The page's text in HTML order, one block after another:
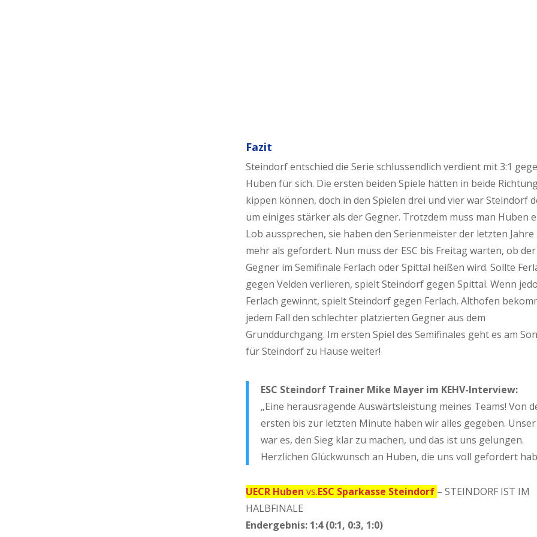
Fazit
Steindorf entschied die Serie schlussendlich verdient mit 3:1
Huben für sich. Die ersten beiden Spiele hätten in beide
kippen können, doch in den Spielen drei und vier war Steindorf
um einiges stärker als der Gegner. Trotzdem muss man Huben
Lob aussprechen, sie haben den Serienmeister der letzten Jahre
mehr als gefordert. Nun muss der ESC bis Freitag warten, ob der
Gegner im Semifinale Ferlach oder Spittal heißen wird. Sollte
gegen Velden verlieren, spielt Steindorf gegen Spittal. Wenn
Ferlach gewinnt, spielt Steindorf gegen Ferlach. Althofen
jedem Fall den schlechter platzierten Gegner aus dem
Grunddurchgang. Im ersten Spiel des Semifinales geht es am
für Steindorf zu Hause weiter!
ESC Steindorf Trainer Mike Mayer im KEHV-Interview:
„Eine herausragende Auswärtsleistung meines Teams! Von
ersten bis zur letzten Minute haben wir alles gegeben.
war es, den Sieg klar zu machen, und das ist uns gelungen.
Herzlichen Glückwunsch an Huben, die uns voll gefordert
UECR Huben vs.ESC Sparkasse Steindorf – STEINDORF IST IM
HALBFINALE
Endergebnis: 1:4 (0:1, 0:3, 1:0)